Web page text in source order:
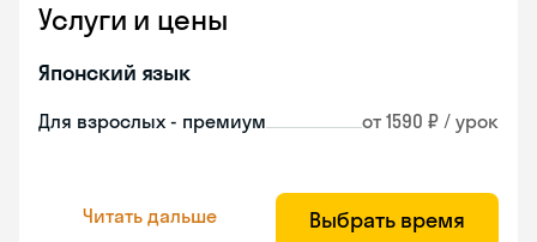
Услуги и цены
Японский язык
Для взрослых - премиум от 1590 ₽ / урок
Читать дальше Выбрать время